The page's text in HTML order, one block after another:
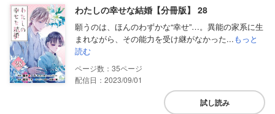
わたしの幸せな結婚【分冊版】 28
願うのは、ほんのわずかな“幸せ”…。異能の家系に生
まれながら、その能力を受け継がなかった...もっと
読む
35
配信日：2023/09/01
試し読み